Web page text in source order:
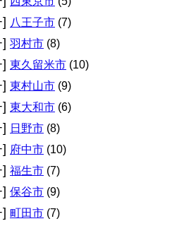
八王子市 (7)
羽村市 (8)
東久留米市 (10)
東村山市 (9)
東大和市 (6)
日野市 (8)
府中市 (10)
福生市 (7)
保谷市 (9)
町田市 (7)